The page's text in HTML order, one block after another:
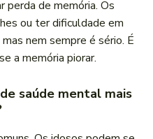
perda de memória. Os
ou ter dificuldade em
nem sempre é sério. É
a memória piorar.
saúde mental mais